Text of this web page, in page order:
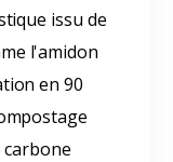
issu de
l'amidon
en 90